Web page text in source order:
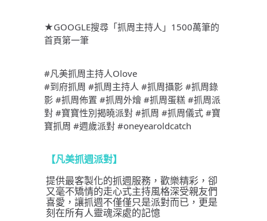
★GOOGLE搜尋「抓周主持人」1500萬筆的
首頁第一筆
#凡美抓周主持人Olove
#到府抓周 #抓周主持人 #抓周攝影 #抓周錄
影 #抓周佈置 #抓周外燴 #抓周蛋糕 #抓周派
對 #寶寶性別揭曉派對 #抓周 #抓周儀式 #寶
寶抓周 #週歲派對 #oneyearoldcatch
【凡美抓週派對】
提供最客製化的抓週服務，歡樂精彩，卻
又毫不矯情的走心式主持風格深受親友們
喜愛，讓抓週不僅僅只是派對而已，更是
刻在所有人靈魂深處的記憶